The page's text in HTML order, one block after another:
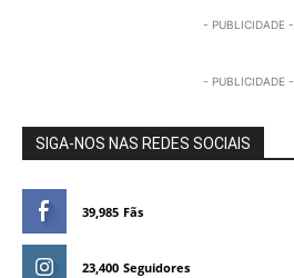
- PUBLICIDADE -
- PUBLICIDADE -
SIGA-NOS NAS REDES SOCIAIS
39,985 Fãs
23,400 Seguidores